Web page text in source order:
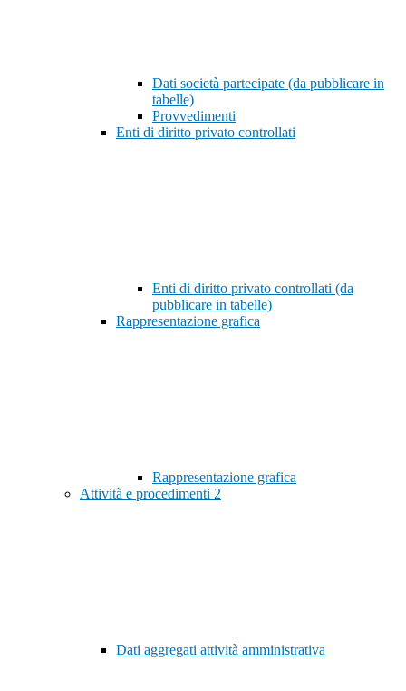
Dati società partecipate (da pubblicare in
tabelle)
Provvedimenti
Enti di diritto privato controllati
Enti di diritto privato controllati (da
pubblicare in tabelle)
Rappresentazione grafica
Rappresentazione grafica
Attività e procedimenti 2
Dati aggregati attività amministrativa